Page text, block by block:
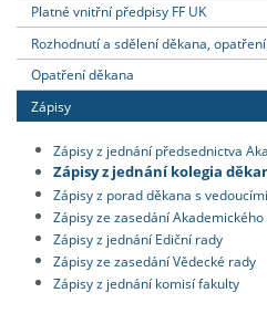
Platné vnitřní předpisy FF UK
Rozhodnutí a sdělení děkana,
Opatření děkana
Zápisy
Zápisy z jednání předsednictva
Zápisy z jednání kolegia
Zápisy z porad děkana s
Zápisy ze zasedání Akademického
Zápisy z jednání Ediční rady
Zápisy ze zasedání Vědecké rady
Zápisy z jednání komisí fakulty